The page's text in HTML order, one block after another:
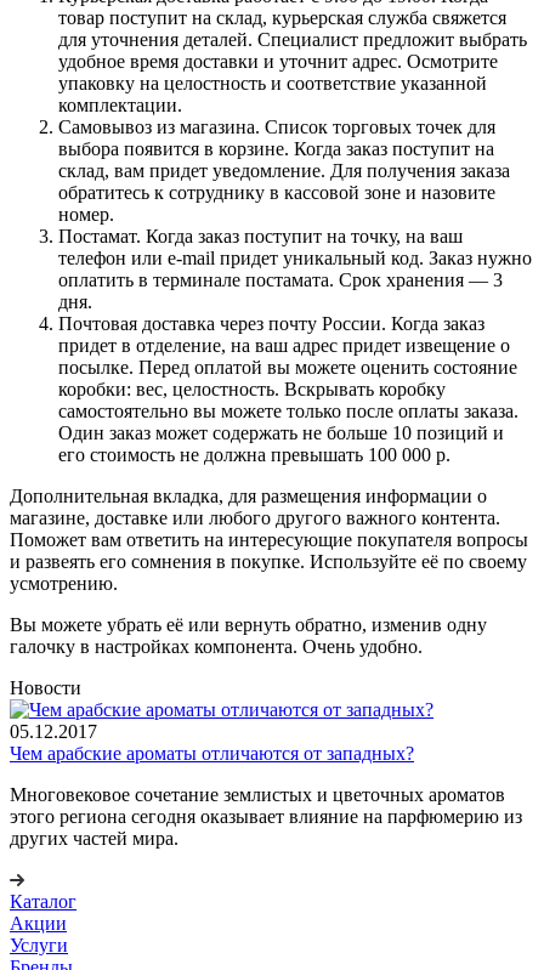
товар поступит на склад, курьерская служба свяжется
для уточнения деталей. Специалист предложит выбрать
удобное время доставки и уточнит адрес. Осмотрите
упаковку на целостность и соответствие указанной
комплектации.
Самовывоз из магазина. Список торговых точек для
выбора появится в корзине. Когда заказ поступит на
склад, вам придет уведомление. Для получения заказа
обратитесь к сотруднику в кассовой зоне и назовите
номер.
Постамат. Когда заказ поступит на точку, на ваш
телефон или e-mail придет уникальный код. Заказ нужно
оплатить в терминале постамата. Срок хранения — 3
дня.
Почтовая доставка через почту России. Когда заказ
придет в отделение, на ваш адрес придет извещение о
посылке. Перед оплатой вы можете оценить состояние
коробки: вес, целостность. Вскрывать коробку
самостоятельно вы можете только после оплаты заказа.
Один заказ может содержать не больше 10 позиций и
его стоимость не должна превышать 100 000 р.
Дополнительная вкладка, для размещения информации о
магазине, доставке или любого другого важного контента.
Поможет вам ответить на интересующие покупателя вопросы
и развеять его сомнения в покупке. Используйте её по своему
усмотрению.
Вы можете убрать её или вернуть обратно, изменив одну
галочку в настройках компонента. Очень удобно.
Новости
05.12.2017
Чем арабские ароматы отличаются от западных?
Многовековое сочетание землистых и цветочных ароматов
этого региона сегодня оказывает влияние на парфюмерию из
других частей мира.
Каталог
Акции
Услуги